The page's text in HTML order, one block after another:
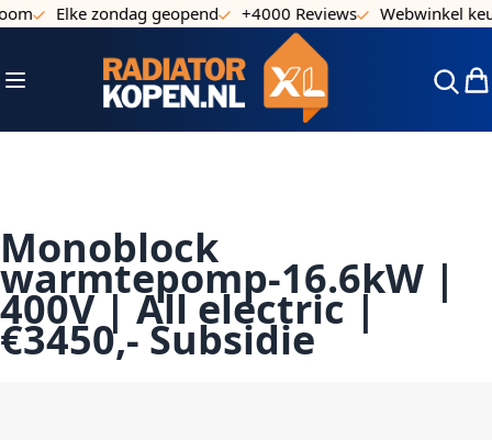
Ga naar de inhoud
Elke zondag geopend +4000 Reviews Webwinkel
Toggle Nav
Monoblock
warmtepomp-16.6kW |
400V | All electric |
€3450,- Subsidie